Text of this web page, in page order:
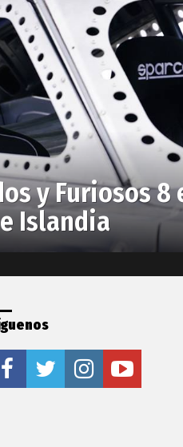
y Furiosos
Islandia
facebooktwitter instagramyoutube